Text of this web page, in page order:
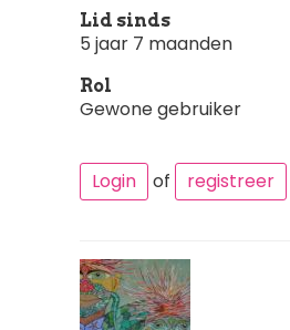
Lid sinds
5 jaar 7 maanden
Rol
Gewone gebruiker
Login of registreer